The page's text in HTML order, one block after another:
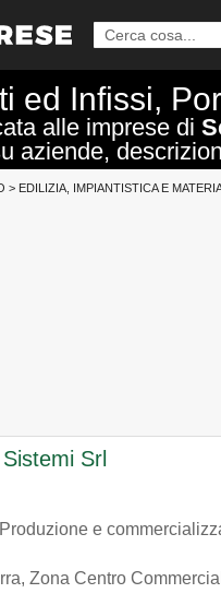
ed Infissi,
alle imprese di
aziende,
> EDILIZIA, IMPIANTISTICA E
Srl
e
Zona Centro